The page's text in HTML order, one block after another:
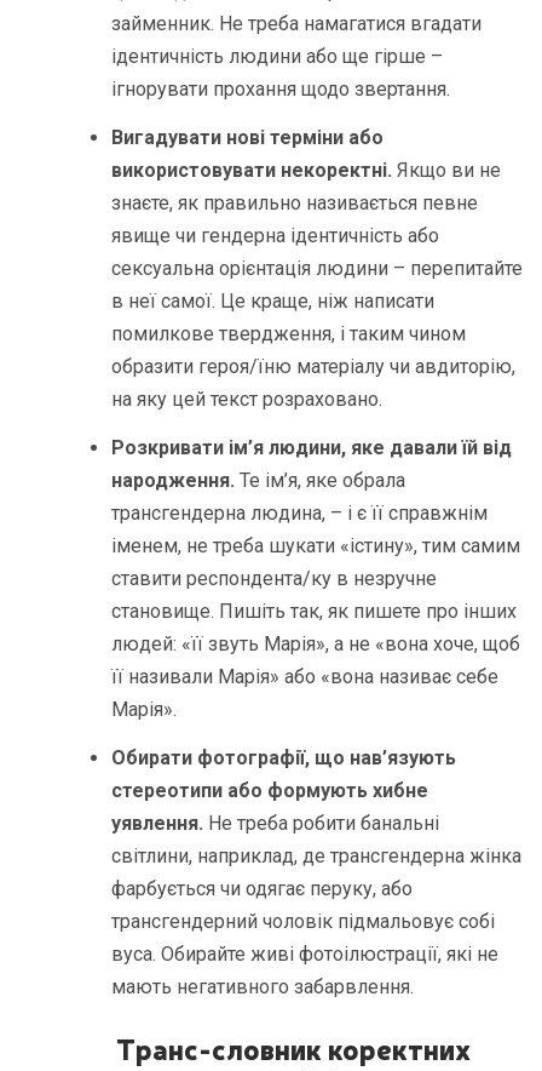
займенник. Не треба намагатися вгадати
ідентичність людини або ще гірше –
ігнорувати прохання щодо звертання.
Вигадувати нові терміни або
використовувати некоректні.Якщо ви не
знаєте, як правильно називається певне
явище чи гендерна ідентичність або
сексуальна орієнтація людини – перепитайте
в неї самої. Це краще, ніж написати
помилкове твердження, і таким чином
образити героя/їню матеріалу чи авдиторію,
на яку цей текст розраховано.
Розкривати ім’я людини, яке давали їй від
народження.Те ім’я, яке обрала
трансгендерна людина, – і є її справжнім
іменем, не треба шукати «істину», тим самим
ставити респондента/ку в незручне
становище. Пишіть так, як пишете про інших
людей: «її звуть Марія», а не «вона хоче, щоб
її називали Марія» або «вона називає себе
Марія».
Обирати фотографії, що нав’язують
стереотипи або формують хибне
уявлення. Не треба робити банальні
світлини, наприклад, де трансгендерна жінка
фарбується чи одягає перуку, або
трансгендерний чоловік підмальовує собі
вуса. Обирайте живі фотоілюстрації, які не
мають негативного забарвлення.
Транс-словник коректних